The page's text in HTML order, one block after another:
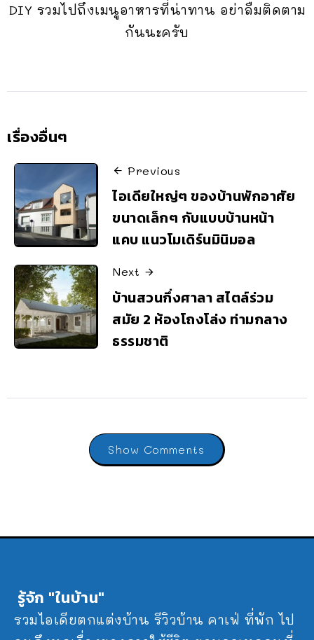
DIY รวมไปถึงเมนูอาหารที่น่าทาน อย่าลืมติดตาม
กันนะครับ
เรื่องอื่นๆ
Previous
ไอเดียใหญ่ๆ ของบ้านพักอาศัย
ขนาดเล็กๆ กับแบบบ้านหน้า
แคบ แนวโมเดิร์นมินิมอล
Next
บ้านสวนกึ่งศาลา สไตล์ร่วม
สมัย 2 ห้องโถงโล่ง ท่ามกลาง
ธรรมชาติ
Show Comments
รู้จัก "ในบ้าน"
รวมไอเดียตกแต่งบ้าน รีวิวบ้าน คาเฟ่ ที่พัก ไป